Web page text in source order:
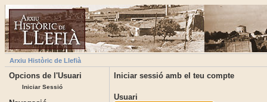
Arxiu Històric de Llefià
Opcions de l'Usuari
Iniciar Sessió
Iniciar sessió amb el teu compte
Usuari